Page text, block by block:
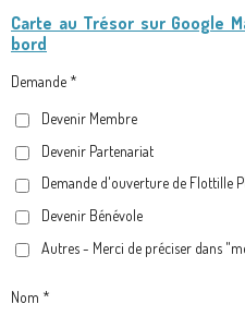
C
S
M
Carte au Trésor sur Google
bord
Demande *
Devenir Membre
Devenir Partenariat
Demande d'ouverture de Flottille
Devenir Bénévole
Autres - Merci de préciser dans
Nom *